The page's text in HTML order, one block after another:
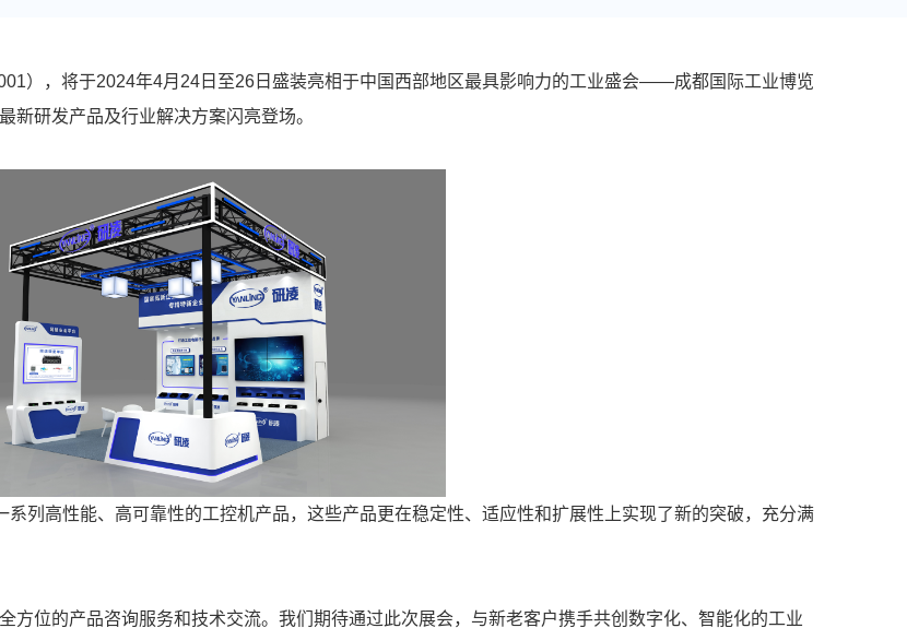
），将于2024年4月24日至26日盛装亮相于中国西部地区最具影响力的工业盛会——成都国际工业博览
新研发产品及行业解决方案闪亮登场。
系列高性能、高可靠性的工控机产品，这些产品更在稳定性、适应性和扩展性上实现了新的突破，充分满
方位的产品咨询服务和技术交流。我们期待通过此次展会，与新老客户携手共创数字化、智能化的工业